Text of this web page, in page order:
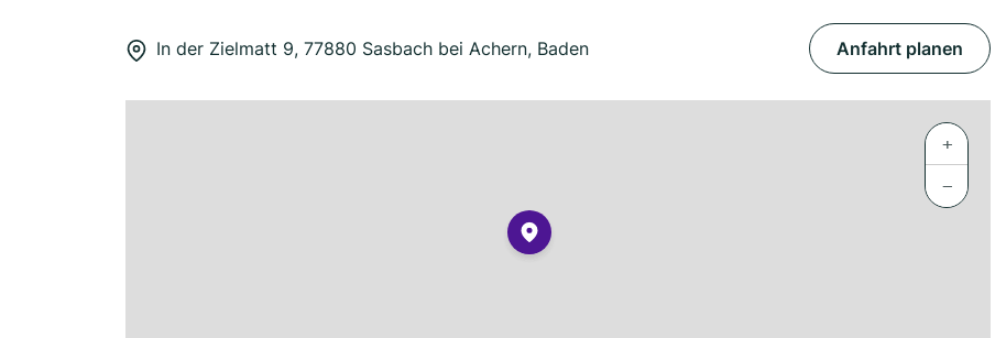
In der Zielmatt 9, 77880 Sasbach bei Achern, Baden Anfahrt planen
+
−